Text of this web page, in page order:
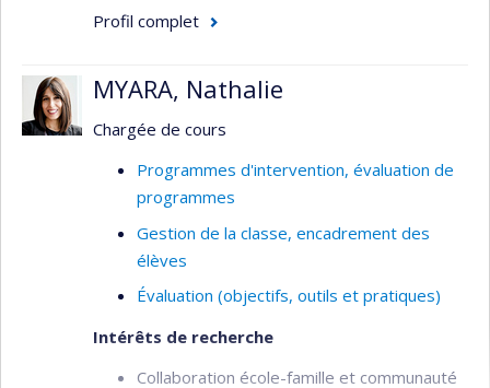
Gestion de l'environnement éducatif
Leadership des programmes
d'interventions éducatives | Bienveillance à
l'école et bien-être | Apprentissages
socioémotionnels (Soutien au
comportement positif, Intimidation et
empathiques - méthode d'intérêt commun)
d'apprentissage professionnelles, Gestion
des pratiques pédagogiques)
Planification en gestion scolaire
Profil complet
MYARA, Nathalie
Chargée de cours
Programmes d'intervention, évaluation de
programmes
Gestion de la classe, encadrement des
élèves
Évaluation (objectifs, outils et pratiques)
Intérêts de recherche
Collaboration école-famille et communauté